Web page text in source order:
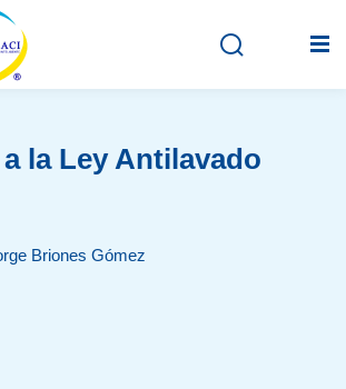
Inicio
la Ley Antilavado
Briones Gómez